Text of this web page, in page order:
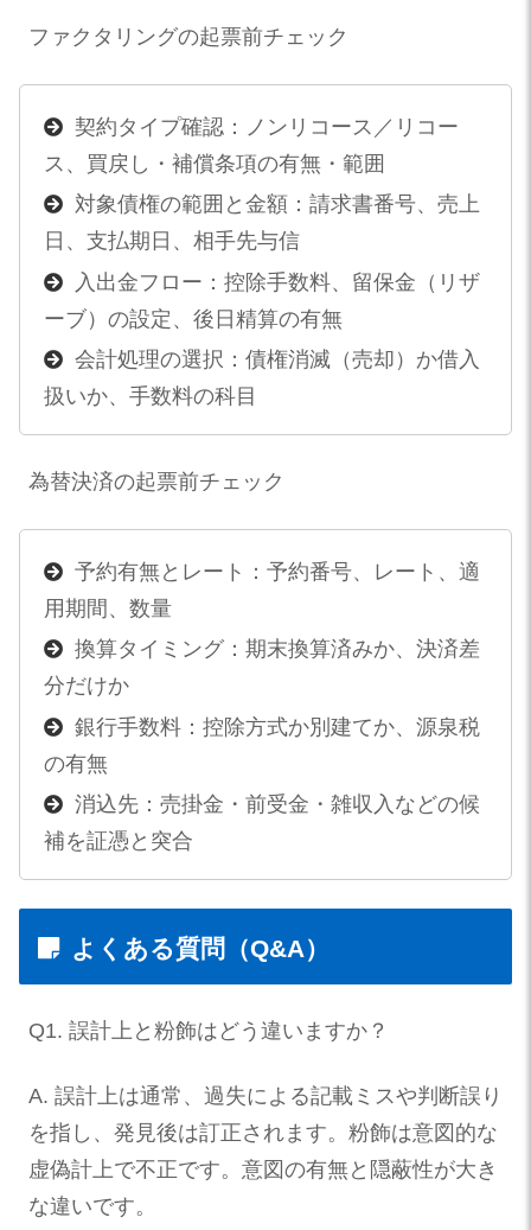
ファクタリングの起票前チェック
契約タイプ確認：ノンリコース／リコー
ス、買戻し・補償条項の有無・範囲
対象債権の範囲と金額：請求書番号、売上
日、支払期日、相手先与信
入出金フロー：控除手数料、留保金（リザ
ーブ）の設定、後日精算の有無
会計処理の選択：債権消滅（売却）か借入
扱いか、手数料の科目
為替決済の起票前チェック
予約有無とレート：予約番号、レート、適
用期間、数量
換算タイミング：期末換算済みか、決済差
分だけか
銀行手数料：控除方式か別建てか、源泉税
の有無
消込先：売掛金・前受金・雑収入などの候
補を証憑と突合
よくある質問（Q&A）
Q1. 誤計上と粉飾はどう違いますか？
A. 誤計上は通常、過失による記載ミスや判断誤り
を指し、発見後は訂正されます。粉飾は意図的な
虚偽計上で不正です。意図の有無と隠蔽性が大き
な違いです。